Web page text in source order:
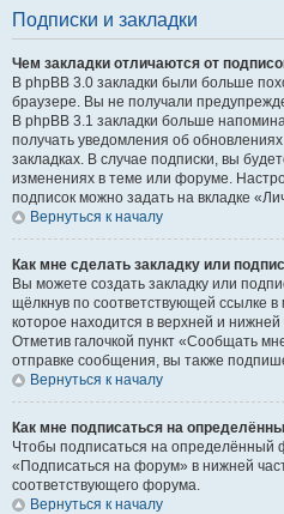
Подписки и закладки
Чем закладки отличаются от
В phpBB 3.0 закладки были больше
браузере. Вы не получали
В phpBB 3.1 закладки больше
получать уведомления об
закладках. В случае подписки, вы
изменениях в теме или форуме.
подписок можно задать на вкладке
Вернуться к началу
Как мне сделать закладку или
Вы можете создать закладку или
щёлкнув по соответствующей ссылке
которое находится в верхней и
Отметив галочкой пункт «Сообщать
отправке сообщения, вы также
Вернуться к началу
Как мне подписаться на
Чтобы подписаться на определённый
«Подписаться на форум» в нижней
соответствующего форума.
Вернуться к началу